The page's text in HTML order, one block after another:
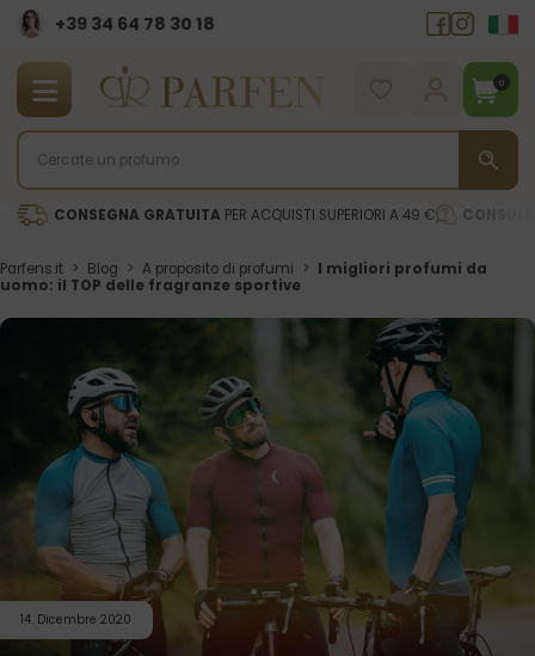
+39 34 64 78 30 18
0
CONSEGNA GRATUITA PER ACQUISTI SUPERIORI A 49 €
Parfens.it > Blog > A proposito di profumi > I migliori profumi da
uomo: il TOP delle fragranze sportive
14. Dicembre 2020